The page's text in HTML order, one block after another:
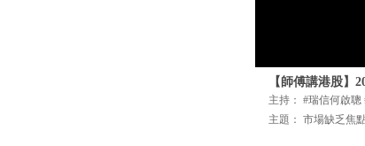
【師傅講港股】
主持： #瑞信何啟
主題： 市場缺乏焦